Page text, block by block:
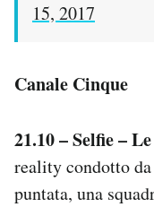
15, 2017
Canale Cinque
21.10 – Selfie –
reality condotto
puntata, una